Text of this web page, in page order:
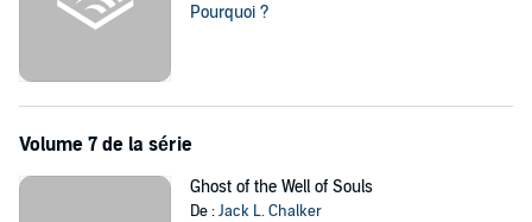
Pourquoi ?
Volume 7 de la série
Ghost of the Well of Souls
De :Jack L. Chalker